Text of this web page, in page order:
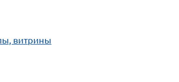
витрины